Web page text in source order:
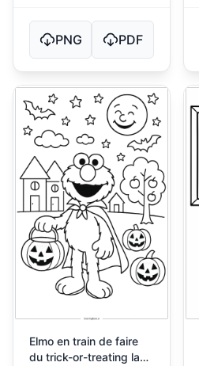
PNG PDF
Elmo en train de faire
du trick-or-treating la